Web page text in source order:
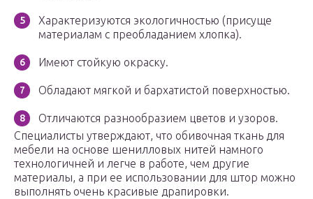
Характеризуются экологичностью (присуще
материалам с преобладанием хлопка).
Имеют стойкую окраску.
Обладают мягкой и бархатистой поверхностью.
Отличаются разнообразием цветов и узоров.
Специалисты утверждают, что обивочная ткань для
мебели на основе шенилловых нитей намного
технологичней и легче в работе, чем другие
материалы, а при ее использовании для штор можно
выполнять очень красивые драпировки.